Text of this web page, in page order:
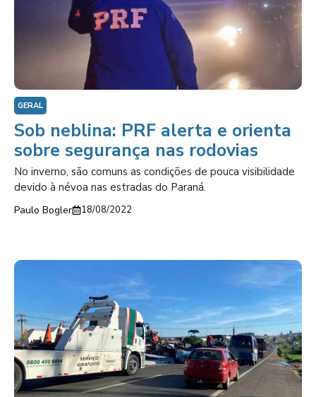
GERAL
Sob neblina: PRF alerta e orienta
sobre segurança nas rodovias
No inverno, são comuns as condições de pouca visibilidade
devido à névoa nas estradas do Paraná.
Paulo Bogler 18/08/2022